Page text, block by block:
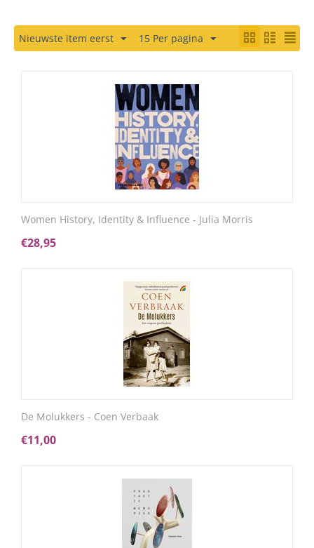
Nieuwste item eerst 15 Per pagina
Women History, Identity & Influence - Julia Morris
€28,95
De Molukkers - Coen Verbaak
€11,00